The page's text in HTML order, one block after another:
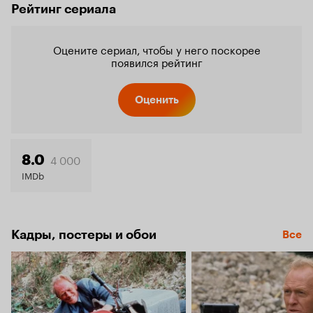
Рейтинг сериала
Оцените сериал, чтобы у него поскорее
появился рейтинг
Оценить
8.0 4 000
IMDb
Кадры, постеры и обои Все